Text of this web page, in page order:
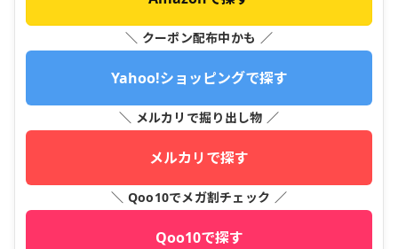
＼ クーポン配布中かも ／
Yahoo!ショッピングで探す
＼ メルカリで掘り出し物 ／
メルカリで探す
＼ Qoo10でメガ割チェック ／
Qoo10で探す